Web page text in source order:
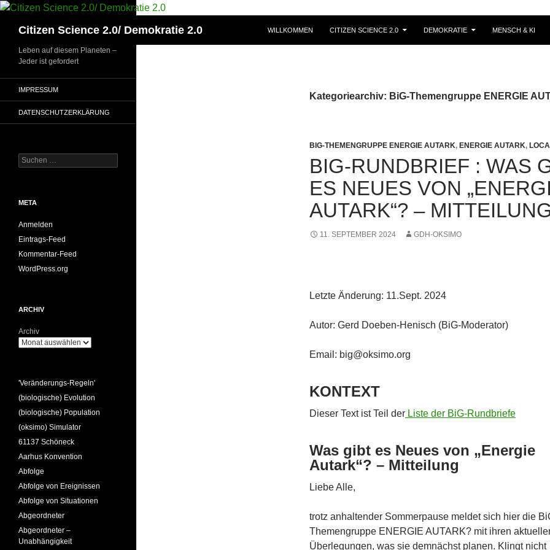
Zum
springenCitizen Science 2.0/ Demokratie 2.0 WILLKOMMEN CITIZEN SCIENCE 2.0 DEMOKRATIE MENSCH & KI
Kategoriearchiv: BiG-Themengruppe ENERGIE
BIG-THEMENGRUPPE ENERGIE AUTARK, ENERGIE AUTARK,
BIG-RUNDBRIEF : WAS
ES NEUES VON
AUTARK“? –
11. SEPTEMBER 2024 GDH-OKSIMO
Letzte Änderung: 11.Sept. 2024
Autor: Gerd Doeben-Henisch (BiG-Moderator)
Email: big@oksimo.org
KONTEXT
Dieser Text ist Teil der Liste der BiG-Rundbriefe
Was gibt es Neues von „Energie
Autark“? – Mitteilung
Liebe Alle,
trotz anhaltender Sommerpause meldet sich hier die
Themengruppe ENERGIE AUTARK? mit ihren
Überlegungen, was sie demnächst planen. Klingt nicht
Leben auf diesem Planeten –
Jeder ist gefordert
IMPRESSUM
DATENSCHUTZERKLÄRUNG
Suchen
nach:
META
Anmelden
Eintrags-Feed
Kommentar-Feed
WordPress.org
ARCHIV
Archiv
'Veränderungs-Regeln'
(biologische) Evolution
(biologische) Population
(oksimo) Simulator
61137 Schöneck
Aarhus Konvention
Abfolge
Abfolge von Ereignissen
Abfolge von Situationen
Abgeordneter
Abgeordneter –
Unabhängigkeit